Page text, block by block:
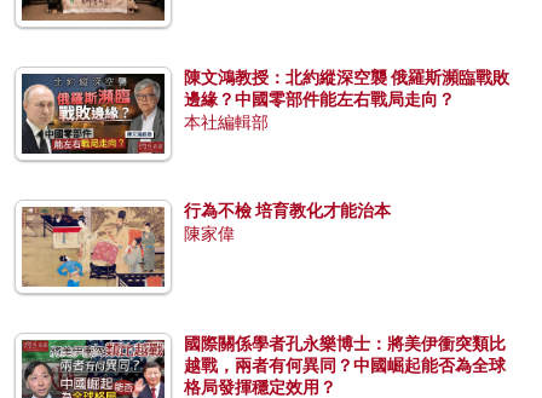
陳文鴻教授：北約縱深空襲 俄羅斯瀕臨戰敗
邊緣？中國零部件能左右戰局走向？
本社編輯部
行為不檢 培育教化才能治本
陳家偉
國際關係學者孔永樂博士：將美伊衝突類比
越戰，兩者有何異同？中國崛起能否為全球
格局發揮穩定效用？